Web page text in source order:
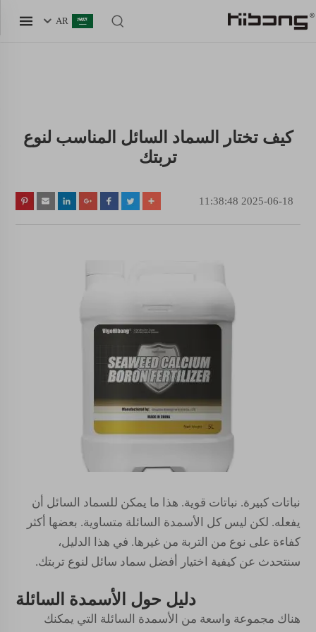
AR
كيف تختار السماد السائل المناسب لنوع
تربتك
2025-06-18 11:38:48
نباتات كبيرة. نباتات قوية. هذا ما يمكن للسماد السائل أن
يفعله. لكن ليس كل الأسمدة السائلة متساوية. بعضها أكثر
كفاءة على نوع من التربة من غيرها. في هذا الدليل،
سنتحدث عن كيفية اختيار أفضل سماد سائل لنوع تربتك.
دليل حول الأسمدة السائلة
هناك مجموعة واسعة من الأسمدة السائلة التي يمكنك